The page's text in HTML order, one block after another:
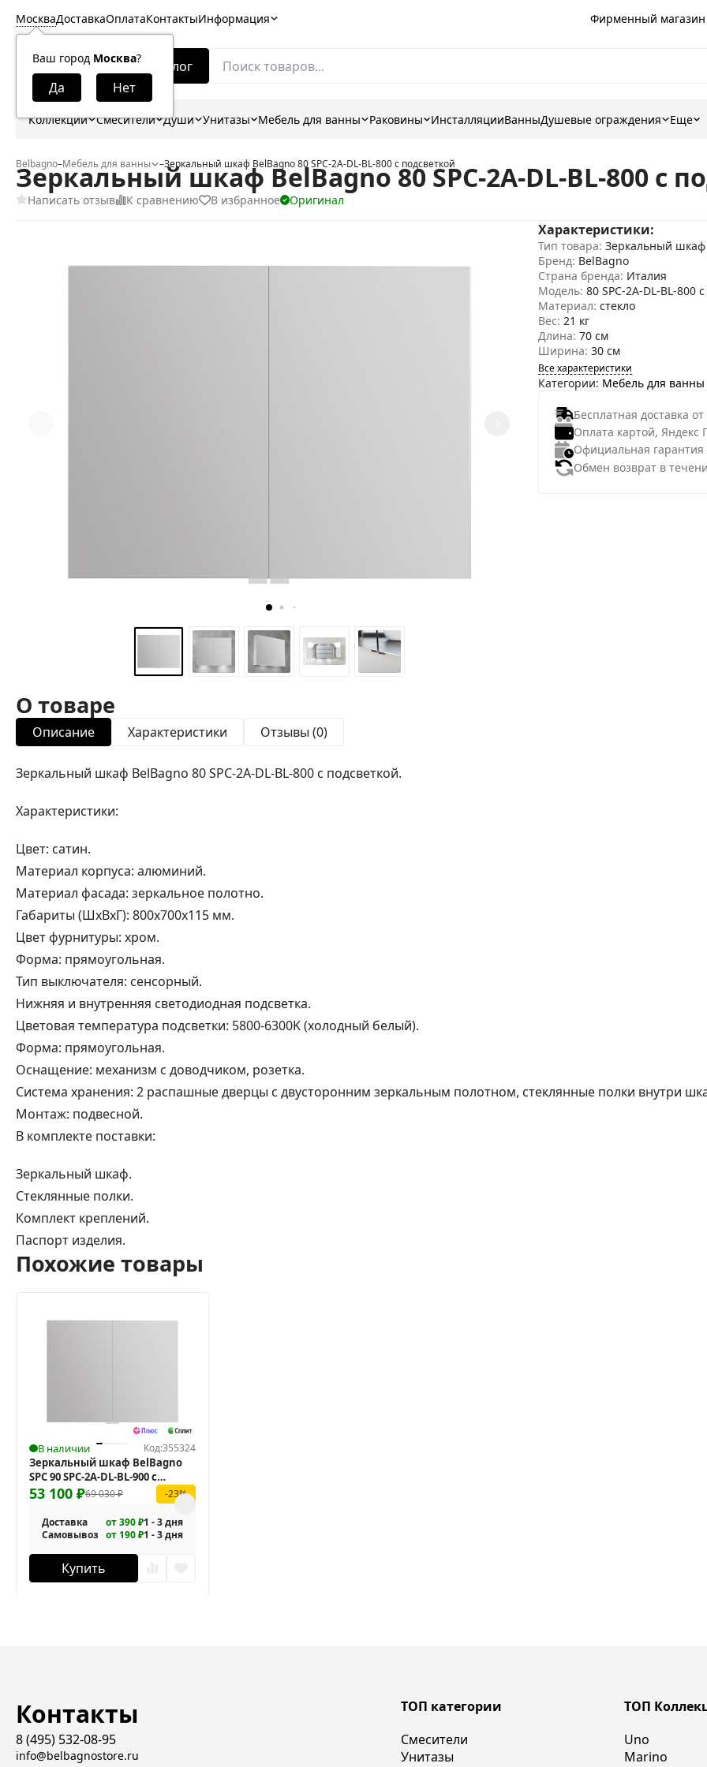
Москва
Ваш город Москва?
ДоставкаОплатаКонтактыИнформация Фирменный
Каталог
Коллекции Смесители Души Унитазы Мебель для ванны Раковины ИнсталляцииВанныДушевые ограждения Еще
Belbagno–Мебель для ванны –Зеркальный шкаф BelBagno 80 SPC-2A-DL-BL-800 с подсветкой
Зеркальный шкаф BelBagno 80 SPC-2A-DL-BL-800 с
Написать отзыв К сравнению В избранное Оригинал
Характеристики:
Тип товара: Зеркальный шкаф
Бренд: BelBagno
Страна бренда: Италия
Модель: 80 SPC-2A-DL-BL-800
Материал: стекло
Вес: 21 кг
Длина: 70 см
Ширина: 30 см
Все характеристики
Категории: Мебель для ванны
Бесплатная доставка
Оплата картой, Яндекс
Официальная гарантия
Обмен возврат в
О товаре
Описание Характеристики Отзывы (0)
Зеркальный шкаф BelBagno 80 SPC-2A-DL-BL-800 с подсветкой.
Характеристики:
Цвет: сатин.
Материал корпуса: алюминий.
Материал фасада: зеркальное полотно.
Габариты (ШxВхГ): 800х700х115 мм.
Цвет фурнитуры: хром.
Форма: прямоугольная.
Тип выключателя: сенсорный.
Нижняя и внутренняя светодиодная подсветка.
Цветовая температура подсветки: 5800-6300K (холодный белый).
Форма: прямоугольная.
Оснащение: механизм с доводчиком, розетка.
Система хранения: 2 распашные дверцы с двусторонним зеркальным полотном, стеклянные полки внутри
Монтаж: подвесной.
В комплекте поставки:
Зеркальный шкаф.
Стеклянные полки.
Комплект креплений.
Паспорт изделия.
Похожие товары
В наличии Код:355324
Зеркальный шкаф BelBagno
SPC 90 SPC-2A-DL-BL-900 с
подсветкой69 030₽
53 100 ₽ -23%
Доставка от 390 ₽1 - 3 дня
Самовывоз от 190 ₽1 - 3 дня
Купить
Контакты
8 (495) 532-08-95
info@belbagnostore.ru
ТОП категории
Смесители
Унитазы
ТОП
Uno
Marino